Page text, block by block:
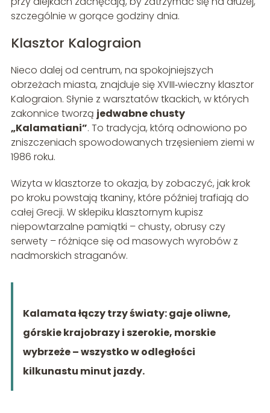
szczególnie w gorące godziny dnia.
Klasztor Kalograion
Nieco dalej od centrum, na spokojniejszych
obrzeżach miasta, znajduje się XVIII‑wieczny klasztor
Kalograion. Słynie z warsztatów tkackich, w których
zakonnice tworzą jedwabne chusty
„Kalamatiani”. To tradycja, którą odnowiono po
zniszczeniach spowodowanych trzęsieniem ziemi w
1986 roku.
Wizyta w klasztorze to okazja, by zobaczyć, jak krok
po kroku powstają tkaniny, które później trafiają do
całej Grecji. W sklepiku klasztornym kupisz
niepowtarzalne pamiątki – chusty, obrusy czy
serwety – różniące się od masowych wyrobów z
nadmorskich straganów.
Kalamata łączy trzy światy: gaje oliwne,
górskie krajobrazy i szerokie, morskie
wybrzeże – wszystko w odległości
kilkunastu minut jazdy.